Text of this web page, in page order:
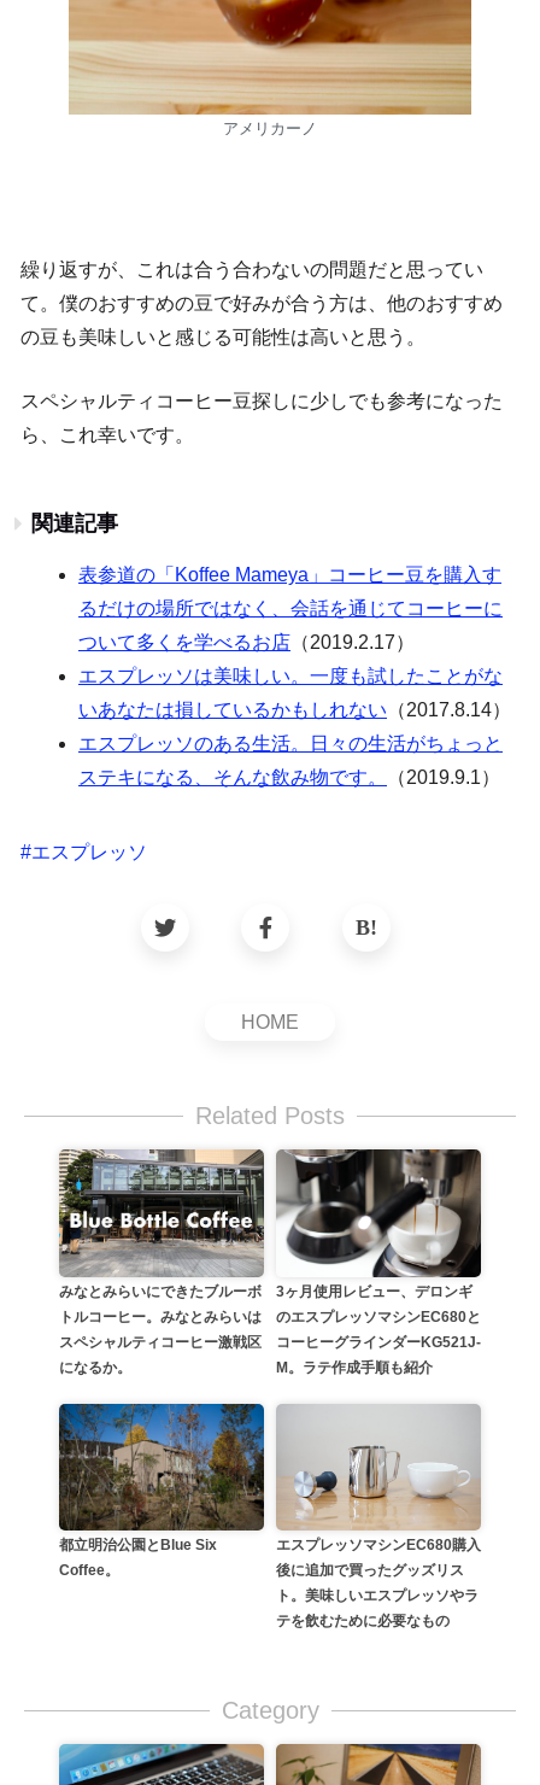
アメリカーノ
繰り返すが、これは合う合わないの問題だと思ってい
て。僕のおすすめの豆で好みが合う方は、他のおすすめ
の豆も美味しいと感じる可能性は高いと思う。
スペシャルティコーヒー豆探しに少しでも参考になった
ら、これ幸いです。
関連記事
表参道の「Koffee Mameya」コーヒー豆を購入す
るだけの場所ではなく、会話を通じてコーヒーに
ついて多くを学べるお店 （2019.2.17）
エスプレッソは美味しい。一度も試したことがな
いあなたは損しているかもしれない （2017.8.14）
エスプレッソのある生活。日々の生活がちょっと
ステキになる、そんな飲み物です。
（2019.9.1）
#エスプレッソ
HOME
Related Posts
みなとみらいにできたブルーボ
トルコーヒー。みなとみらいは
スペシャルティコーヒー激戦区
になるか。
3ヶ月使用レビュー、デロンギ
のエスプレッソマシンEC680と
コーヒーグラインダーKG521J-
M。ラテ作成手順も紹介
都立明治公園とBlue Six
Coffee。
エスプレッソマシンEC680購入
後に追加で買ったグッズリス
ト。美味しいエスプレッソやラ
テを飲むために必要なもの
Category